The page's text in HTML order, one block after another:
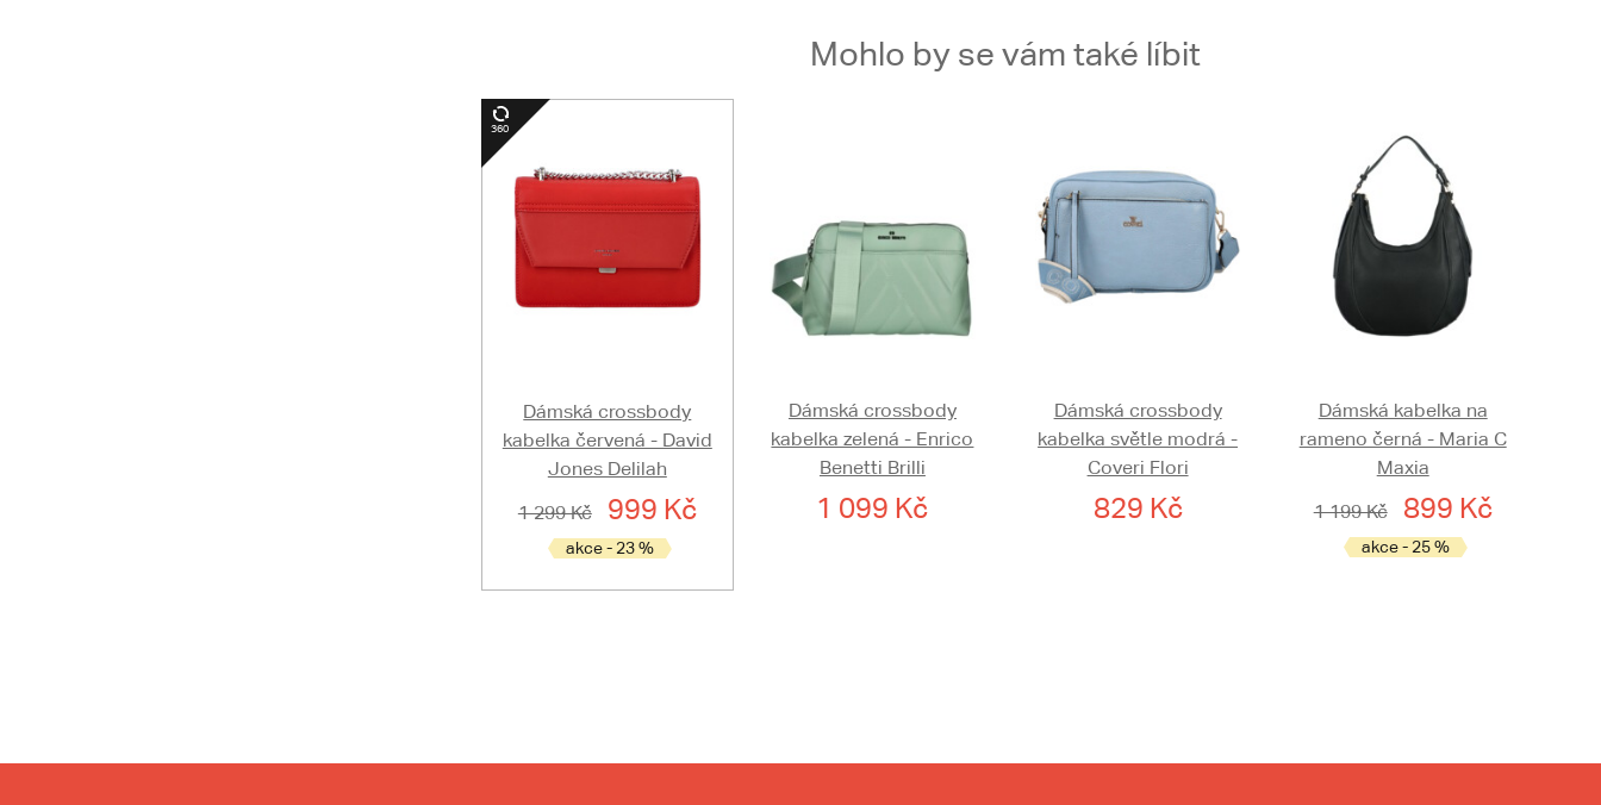
Mohlo by se vám také líbit
Dámská crossbody
kabelka červená - David
Jones Delilah
1 299 Kč
999 Kč
akce - 23 %
Dámská crossbody
kabelka zelená - Enrico
Benetti Brilli
1 099 Kč
Dámská crossbody
kabelka světle modrá -
Coveri Flori
829 Kč
Dámská kabelka na
rameno černá - Maria C
Maxia
1 199 Kč
899 Kč
akce - 25 %